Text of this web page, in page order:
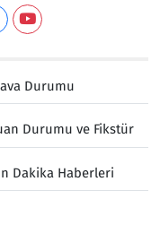
Durumu
Durumu ve Fikstür
Dakika Haberleri